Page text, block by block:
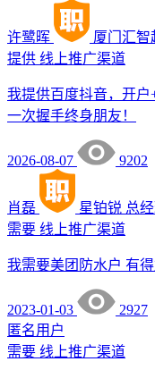
许鹭晖 厦门汇智
提供 线上推广渠道
我提供百度抖音，开
一次握手终身朋友！
2026-08-07 9202
肖磊 星铂锐 总
需要 线上推广渠道
我需要美团防水户 有
2023-01-03
2927
匿名用户
需要 线上推广渠道